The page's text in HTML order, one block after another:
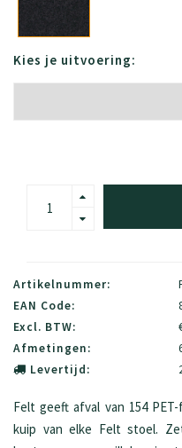
Kies je uitvoering:
Artikelnummer:
EAN Code:
Excl. BTW:
Afmetingen:
Levertijd:
Felt geeft afval van 154
kuip van elke Felt stoel.